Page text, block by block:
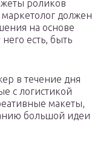
роликов
должен
на основе
есть, быть
в течение дня
с логистикой
макеты,
большой идеи